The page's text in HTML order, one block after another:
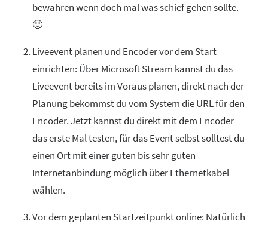
bewahren wenn doch mal was schief gehen sollte.
🙂
Liveevent planen und Encoder vor dem Start
einrichten: Über Microsoft Stream kannst du das
Liveevent bereits im Voraus planen, direkt nach der
Planung bekommst du vom System die URL für den
Encoder. Jetzt kannst du direkt mit dem Encoder
das erste Mal testen, für das Event selbst solltest du
einen Ort mit einer guten bis sehr guten
Internetanbindung möglich über Ethernetkabel
wählen.
Vor dem geplanten Startzeitpunkt online: Natürlich